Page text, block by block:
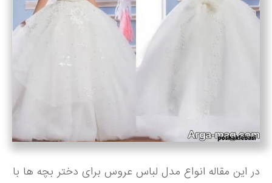
در این مقاله انواع مدل لباس عروس برای دختر بچه ها با